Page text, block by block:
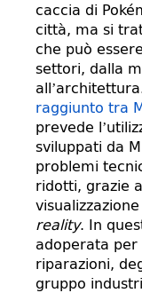
caccia di
città, ma si
che può
settori, dalla
raggiunto tra
prevede
sviluppati da
problemi
ridotti, grazie
reality. In
adoperata per
riparazioni,
gruppo